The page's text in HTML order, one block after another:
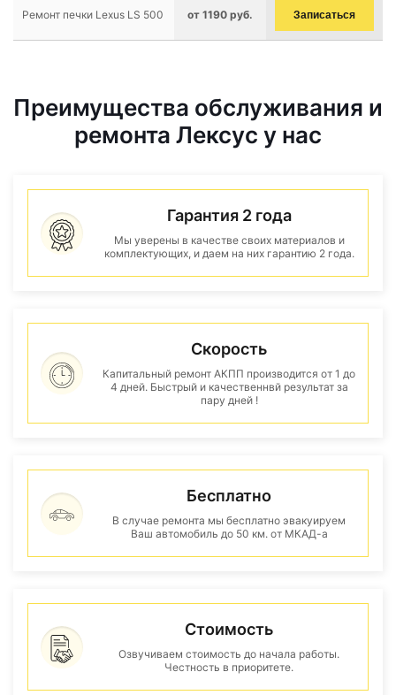
Ремонт печки Lexus LS 500 от 1190 руб. Записаться
Преимущества обслуживания и
ремонта Лексус у нас
Гарантия 2 года
Мы уверены в качестве своих материалов и
комплектующих, и даем на них гарантию 2 года.
Скорость
Капитальный ремонт АКПП производится от 1 до
4 дней. Быстрый и качественнвй результат за
пару дней !
Бесплатно
В случае ремонта мы бесплатно эвакуируем
Ваш автомобиль до 50 км. от МКАД-а
Стоимость
Озвучиваем стоимость до начала работы.
Честность в приоритете.